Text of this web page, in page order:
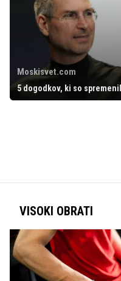
Moskisvet.com
5 dogodkov, ki so
VISOKI OBRATI